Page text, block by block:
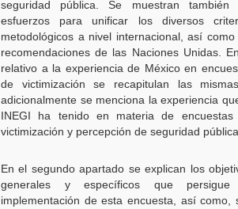
seguridad pública. Se muestran también
esfuerzos para unificar los diversos
metodológicos a nivel internacional, así como
recomendaciones de las Naciones Unidas.
relativo a la experiencia de México en
de victimización se recapitulan las
adicionalmente se menciona la experiencia
INEGI ha tenido en materia de encuestas
victimización y percepción de seguridad
En el segundo apartado se explican los
generales y específicos que
implementación de esta encuesta, así como,